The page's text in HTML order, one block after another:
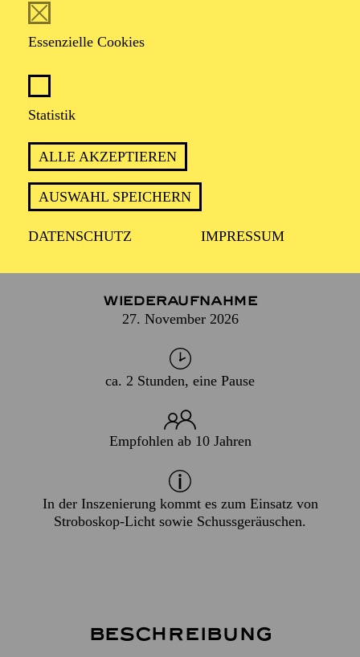
Essenzielle Cookies
Statistik
ALLE AKZEPTIEREN
AUSWAHL SPEICHERN
DATENSCHUTZ IMPRESSUM
ERLEBEN SIE HITS WIE „WE WILL
UND „BOHEMIAN RHAPSODY“ MIT
AUGEN UND OHREN NEU!
PREMIERE
WIEDERAUFNAHME
27. November 2026
ca. 2 Stunden, eine Pause
Empfohlen ab 10 Jahren
In der Inszenierung kommt es zum Einsatz von
Stroboskop-Licht sowie Schussgeräuschen.
Beschreibung